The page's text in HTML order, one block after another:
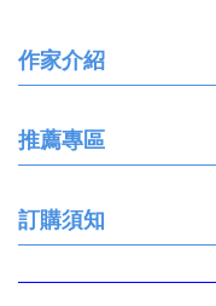
作家介紹
推薦專區
訂購須知